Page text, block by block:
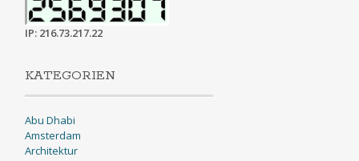
IP: 216.73.217.22
KATEGORIEN
Abu Dhabi
Amsterdam
Architektur